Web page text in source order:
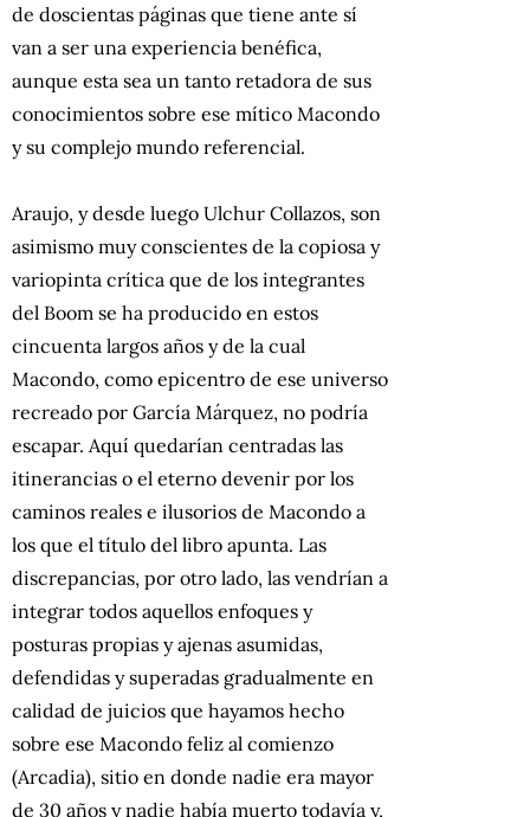
de doscientas páginas que tiene ante sí
van a ser una experiencia benéfica,
aunque esta sea un tanto retadora de sus
conocimientos sobre ese mítico Macondo
y su complejo mundo referencial.
Araujo, y desde luego Ulchur Collazos, son
asimismo muy conscientes de la copiosa y
variopinta crítica que de los integrantes
del Boom se ha producido en estos
cincuenta largos años y de la cual
Macondo, como epicentro de ese universo
recreado por García Márquez, no podría
escapar. Aquí quedarían centradas las
itinerancias o el eterno devenir por los
caminos reales e ilusorios de Macondo a
los que el título del libro apunta. Las
discrepancias, por otro lado, las vendrían a
integrar todos aquellos enfoques y
posturas propias y ajenas asumidas,
defendidas y superadas gradualmente en
calidad de juicios que hayamos hecho
sobre ese Macondo feliz al comienzo
(Arcadia), sitio en donde nadie era mayor
de 30 años y nadie había muerto todavía y,